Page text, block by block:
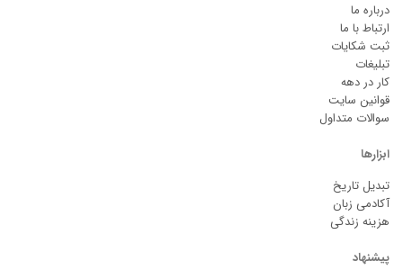
درباره ما
ارتباط با ما
ثبت شکایات
تبلیغات
کار در دهه
قوانین سایت
سوالات متداول
ابزارها
تبدیل تاریخ
آکادمی زبان
هزینه زندگی
پیشنهاد